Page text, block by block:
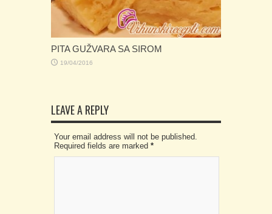
PITA GUŽVARA SA SIROM
19/04/2016
LEAVE A REPLY
Your email address will not be published.
Required fields are marked *